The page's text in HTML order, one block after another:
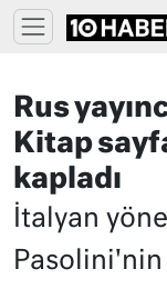
Rus
Kitap
kapladı
İtalyan